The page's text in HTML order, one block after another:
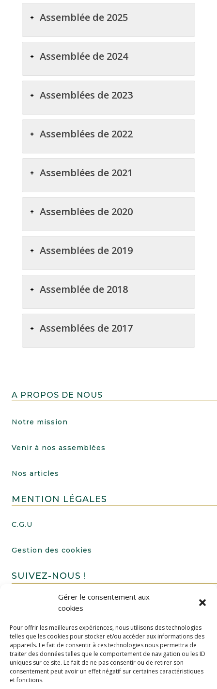
Gérer le consentement aux
cookies
Pour offrir les meilleures expériences, nous utilisons des technologies
telles que les cookies pour stocker et/ou accéder aux informations des
appareils. Le fait de consentir à ces technologies nous permettra de
traiter des données telles que le comportement de navigation ou les ID
uniques sur ce site. Le fait de ne pas consentir ou de retirer son
consentement peut avoir un effet négatif sur certaines caractéristiques
et fonctions.
Assemblée de 2025
Assemblée de 2024
Assemblées de 2023
Assemblées de 2022
Assemblées de 2021
Assemblées de 2020
Assemblées de 2019
Assemblée de 2018
Assemblées de 2017
A PROPOS DE NOUS
Notre mission
Venir à nos assemblées
Nos articles
MENTION LÉGALES
C.G.U
Gestion des cookies
SUIVEZ-NOUS !
FAIRE UN DON